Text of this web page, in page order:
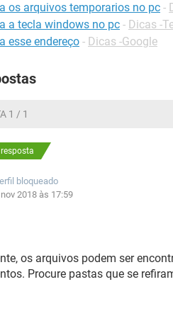
os arquivos temporarios no pc -
a tecla windows no pc - Dicas -
esse endereço - Dicas -Google
1 / 1
bloqueado
2018 às 17:59
os arquivos podem ser
Procure pastas que se